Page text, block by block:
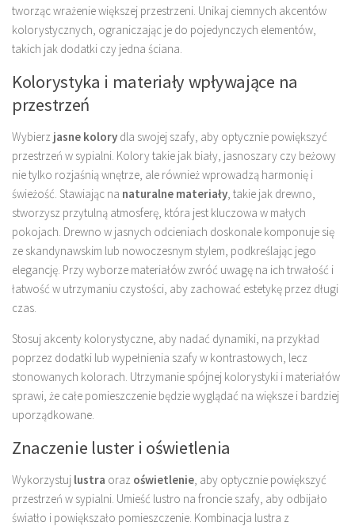
tworząc wrażenie większej przestrzeni. Unikaj ciemnych akcentów
kolorystycznych, ograniczając je do pojedynczych elementów,
takich jak dodatki czy jedna ściana.
Kolorystyka i materiały wpływające na
przestrzeń
Wybierz jasne kolory dla swojej szafy, aby optycznie powiększyć
przestrzeń w sypialni. Kolory takie jak biały, jasnoszary czy beżowy
nie tylko rozjaśnią wnętrze, ale również wprowadzą harmonię i
świeżość. Stawiając na naturalne materiały , takie jak drewno,
stworzysz przytulną atmosferę, która jest kluczowa w małych
pokojach. Drewno w jasnych odcieniach doskonale komponuje się
ze skandynawskim lub nowoczesnym stylem, podkreślając jego
elegancję. Przy wyborze materiałów zwróć uwagę na ich trwałość i
łatwość w utrzymaniu czystości, aby zachować estetykę przez długi
czas.
Stosuj akcenty kolorystyczne, aby nadać dynamiki, na przykład
poprzez dodatki lub wypełnienia szafy w kontrastowych, lecz
stonowanych kolorach. Utrzymanie spójnej kolorystyki i materiałów
sprawi, że całe pomieszczenie będzie wyglądać na większe i bardziej
uporządkowane.
Znaczenie luster i oświetlenia
Wykorzystuj lustra oraz oświetlenie , aby optycznie powiększyć
przestrzeń w sypialni. Umieść lustro na froncie szafy, aby odbijało
światło i powiększało pomieszczenie. Kombinacja lustra z